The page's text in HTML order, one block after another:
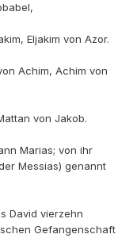
Eljakim von Azor.
Achim, Achim von
von Jakob.
Marias; von ihr
Messias) genannt
David vierzehn
Gefangenschaft